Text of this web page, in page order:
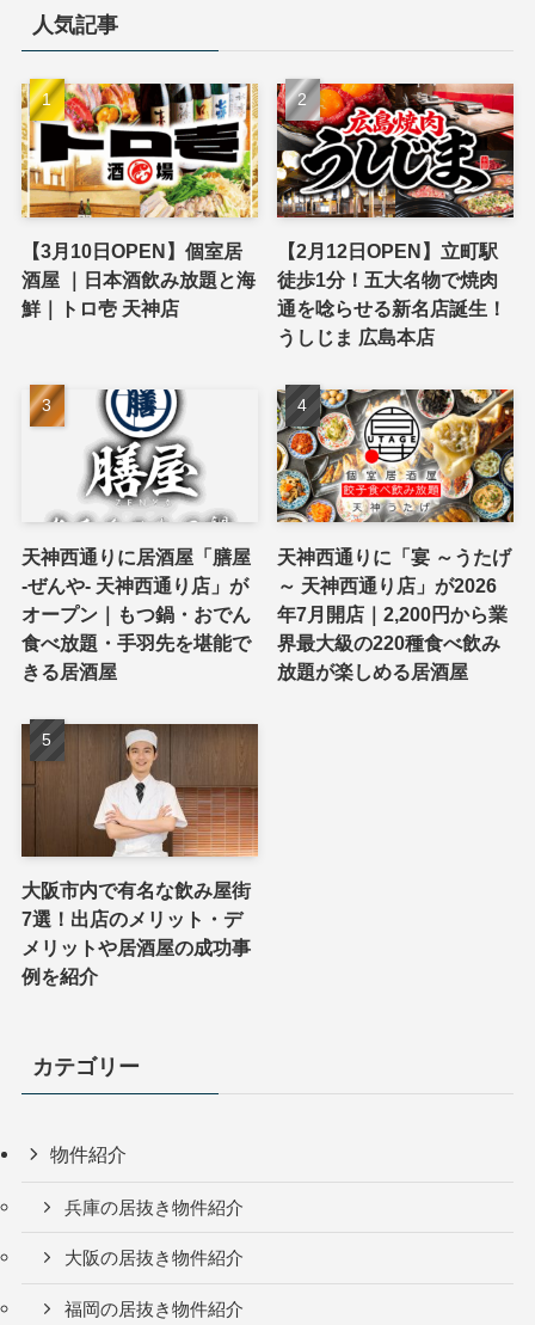
人気記事
【3月10日OPEN】個室居
酒屋 ｜日本酒飲み放題と海
鮮｜トロ壱 天神店
【2月12日OPEN】立町駅
徒歩1分！五大名物で焼肉
通を唸らせる新名店誕生！
うしじま 広島本店
天神西通りに居酒屋「膳屋
-ぜんや- 天神西通り店」が
オープン｜もつ鍋・おでん
食べ放題・手羽先を堪能で
きる居酒屋
天神西通りに「宴 ～うたげ
～ 天神西通り店」が2026
年7月開店｜2,200円から業
界最大級の220種食べ飲み
放題が楽しめる居酒屋
大阪市内で有名な飲み屋街
7選！出店のメリット・デ
メリットや居酒屋の成功事
例を紹介
カテゴリー
物件紹介
兵庫の居抜き物件紹介
大阪の居抜き物件紹介
福岡の居抜き物件紹介